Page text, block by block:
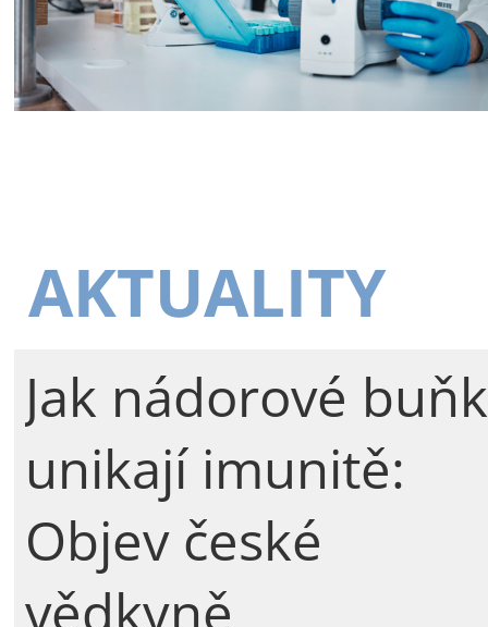
AKTUALITY
Jak nádorové
unikají imunitě:
Objev české
vědkyně